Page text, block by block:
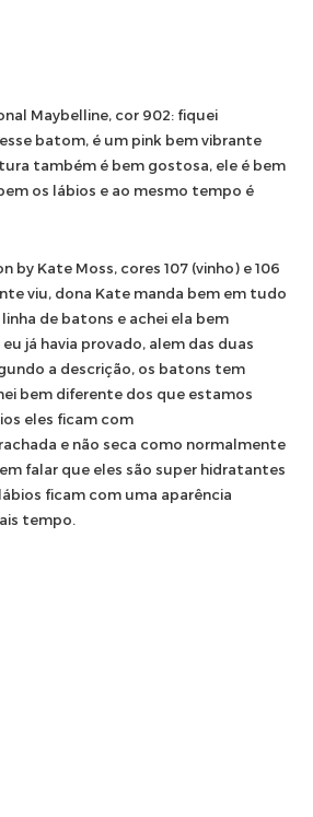
Maybelline, cor 902: fiquei
batom, é um pink bem vibrante
também é bem gostosa, ele é bem
os lábios e ao mesmo tempo é
by Kate Moss, cores 107 (vinho) e 106
viu, dona Kate manda bem em tudo
de batons e achei ela bem
já havia provado, alem das duas
a descrição, os batons tem
bem diferente dos que estamos
eles ficam com
e não seca como normalmente
falar que eles são super hidratantes
ficam com uma aparência
tempo.